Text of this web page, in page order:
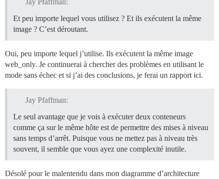
Jay Pfaffman:
Et peu importe lequel vous utilisez ? Et ils exécutent la même
image ? C’est déroutant.
Oui, peu importe lequel j’utilise. Ils exécutent la même image
web_only. Je continuerai à chercher des problèmes en utilisant le
mode sans échec et si j’ai des conclusions, je ferai un rapport ici.
Jay Pfaffman:
Le seul avantage que je vois à exécuter deux conteneurs
comme ça sur le même hôte est de permettre des mises à niveau
sans temps d’arrêt. Puisque vous ne mettez pas à niveau très
souvent, il semble que vous ayez une complexité inutile.
Désolé pour le malentendu dans mon diagramme d’architecture